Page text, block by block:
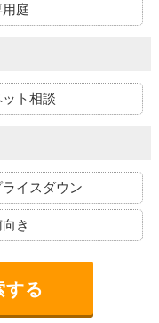
庭
ット相談
ライスダウン
き